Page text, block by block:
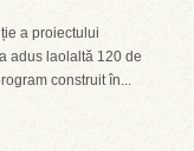
a proiectului
adus laolaltă 120 de
construit în...